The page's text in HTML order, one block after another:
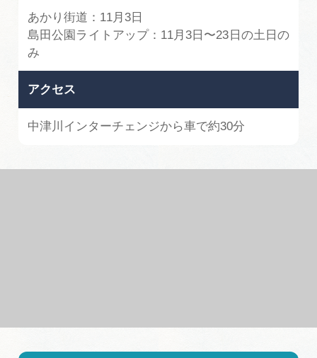
あかり街道：11月3日
島田公園ライトアップ：11月3日〜23日の土日の
み
アクセス
中津川インターチェンジから車で約30分